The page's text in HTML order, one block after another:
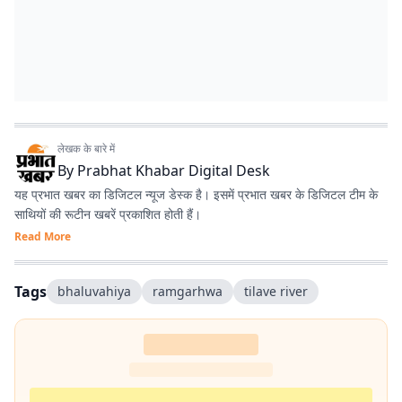
लेखक के बारे में
By Prabhat Khabar Digital Desk
यह प्रभात खबर का डिजिटल न्यूज डेस्क है। इसमें प्रभात खबर के डिजिटल टीम के
साथियों की रूटीन खबरें प्रकाशित होती हैं।
Read More
Tags bhaluvahiya ramgarhwa tilave river